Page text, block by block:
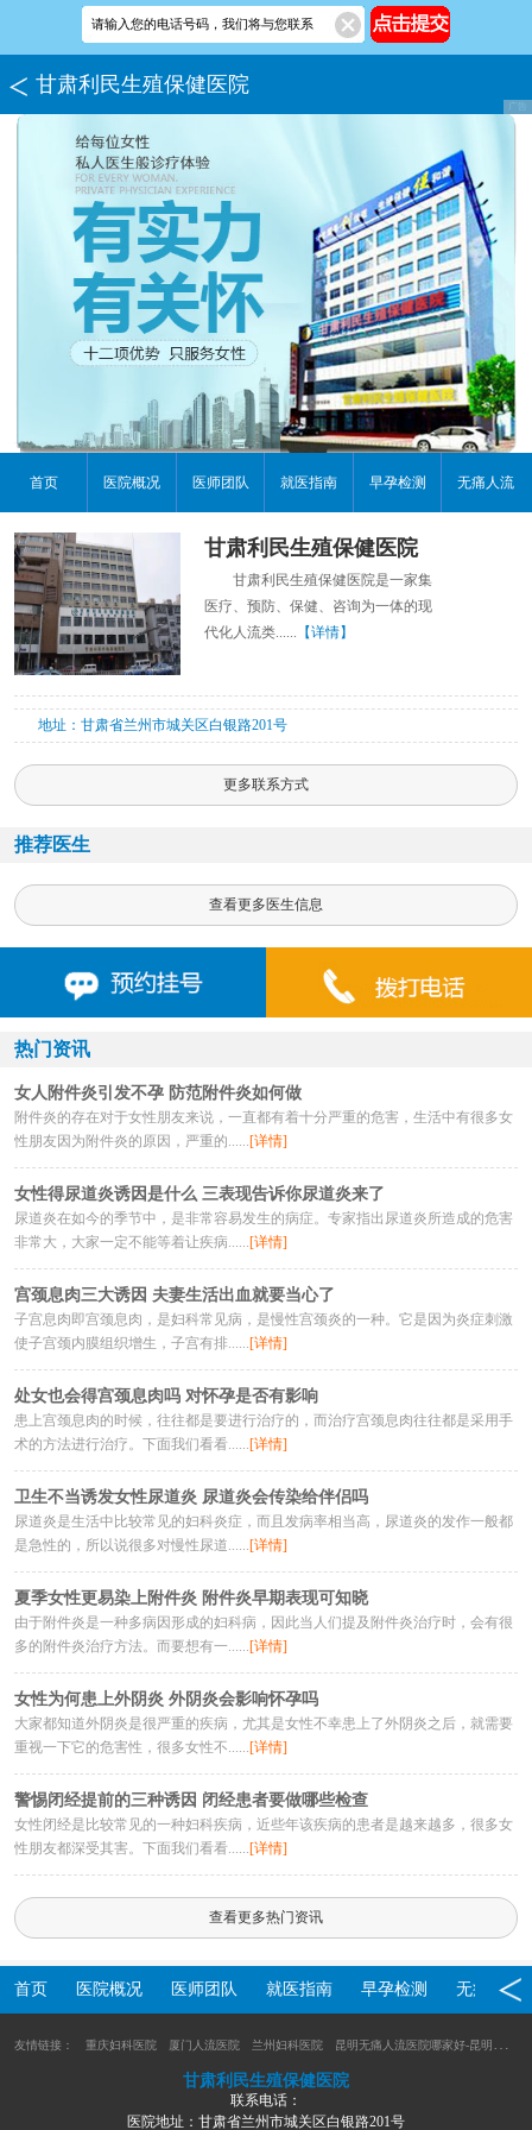
甘肃利民生殖保健医院
首页 医院概况 医师团队 就医指南 早孕检测 无痛人流
甘肃利民生殖保健医院
甘肃利民生殖保健医院是一家集
医疗、预防、保健、咨询为一体的现
代化人流类...... 【详情】
地址：甘肃省兰州市城关区白银路201号
更多联系方式
推荐医生
查看更多医生信息
热门资讯
女人附件炎引发不孕 防范附件炎如何做
附件炎的存在对于女性朋友来说，一直都有着十分严重的危害，生活中有很多女
性朋友因为附件炎的原因，严重的......[详情]
女性得尿道炎诱因是什么 三表现告诉你尿道炎来了
尿道炎在如今的季节中，是非常容易发生的病症。专家指出尿道炎所造成的危害
非常大，大家一定不能等着让疾病......[详情]
宫颈息肉三大诱因 夫妻生活出血就要当心了
子宫息肉即宫颈息肉，是妇科常见病，是慢性宫颈炎的一种。它是因为炎症刺激
使子宫颈内膜组织增生，子宫有排......[详情]
处女也会得宫颈息肉吗 对怀孕是否有影响
患上宫颈息肉的时候，往往都是要进行治疗的，而治疗宫颈息肉往往都是采用手
术的方法进行治疗。下面我们看看......[详情]
卫生不当诱发女性尿道炎 尿道炎会传染给伴侣吗
尿道炎是生活中比较常见的妇科炎症，而且发病率相当高，尿道炎的发作一般都
是急性的，所以说很多对慢性尿道......[详情]
夏季女性更易染上附件炎 附件炎早期表现可知晓
由于附件炎是一种多病因形成的妇科病，因此当人们提及附件炎治疗时，会有很
多的附件炎治疗方法。而要想有一......[详情]
女性为何患上外阴炎 外阴炎会影响怀孕吗
大家都知道外阴炎是很严重的疾病，尤其是女性不幸患上了外阴炎之后，就需要
重视一下它的危害性，很多女性不......[详情]
警惕闭经提前的三种诱因 闭经患者要做哪些检查
女性闭经是比较常见的一种妇科疾病，近些年该疾病的患者是越来越多，很多女
性朋友都深受其害。下面我们看看......[详情]
查看更多热门资讯
首页 医院概况 医师团队 就医指南 早孕检测 无痛人流
友情链接： 重庆妇科医院 厦门人流医院 兰州妇科医院 昆明无痛人流医院哪家好-昆明人流医院-云南九洲医院妇科
甘肃利民生殖保健医院
联系电话：
医院地址：甘肃省兰州市城关区白银路201号